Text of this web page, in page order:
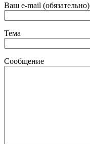
Ваш e-mail (обязательно)
Тема
Сообщение